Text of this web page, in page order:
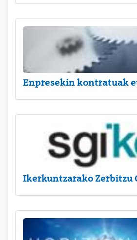
Enpresekin kontratuak
Ikerkuntzarako Zerbitzu